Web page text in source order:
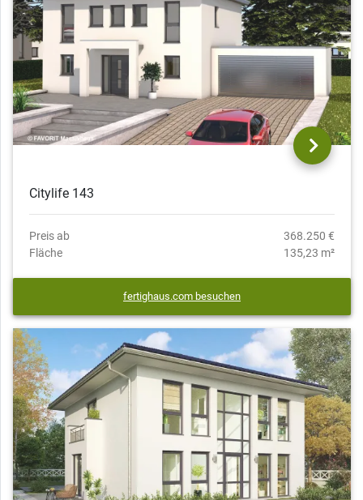
Citylife 143
Preis ab
368.250 €
Fläche
135,23 m²
fertighaus.com besuchen